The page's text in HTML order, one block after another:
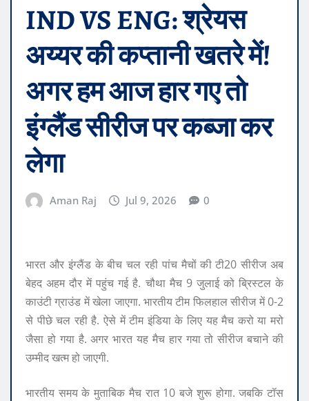
IND VS ENG: श्रेयस
अय्यर की कप्तानी खतरे में!
अगर हम आज हार गए तो
इंग्लैंड सीरीज पर कब्जा कर
लेगा
Aman Raj Jul 9, 2026 0
भारत और इंग्लैंड के बीच चल रही पांच मैचों की टी20 सीरीज अब
बेहद अहम दौर में पहुंच गई है. चौथा मैच 9 जुलाई को ब्रिस्टल के
काउंटी ग्राउंड में खेला जाएगा. भारतीय टीम फिलहाल सीरीज में 0-2
से पीछे चल रही है. ऐसे में टीम इंडिया के लिए यह मैच करो या मरो
जैसा हो गया है. अगर भारत यह मैच हार गया तो सीरीज बचाने की
उम्मीद खत्म हो जाएगी.
भारतीय समय के मुताबिक मैच रात 10 बजे शुरू होगा. जबकि टॉस